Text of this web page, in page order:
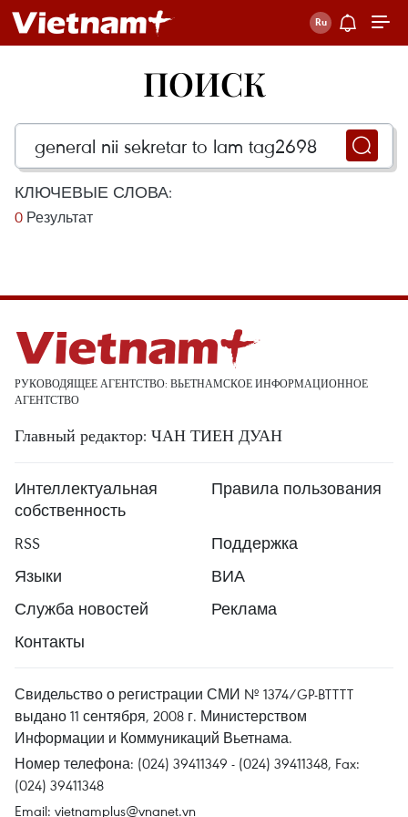
ПОИСК
КЛЮЧЕВЫЕ СЛОВА:
0 Результат
РУКОВОДЯЩЕЕ АГЕНТСТВО: ВЬЕТНАМСКОЕ ИНФОРМАЦИОННОЕ
АГЕНТСТВО
Главный редактор: ЧАН ТИЕН ДУАН
Интеллектуальная
собственность
Правила пользования
RSS
Поддержка
Языки
ВИА
Служба новостей
Реклама
Контакты
Свидельство о регистрации СМИ № 1374/GP-BTTTT
выдано 11 сентября, 2008 г. Министерством
Информации и Коммуникаций Вьетнама.
Номер телефона: (024) 39411349 - (024) 39411348, Fax:
(024) 39411348
Email: vietnamplus@vnanet.vn